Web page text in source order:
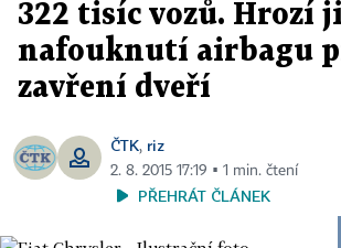
322 tisíc vozů. Hrozí
nafouknutí airbagu
zavření dveří
ČTK, riz
2. 8. 2015 17:19 ▪ 1 min. čtení
PŘEHRÁT ČLÁNEK